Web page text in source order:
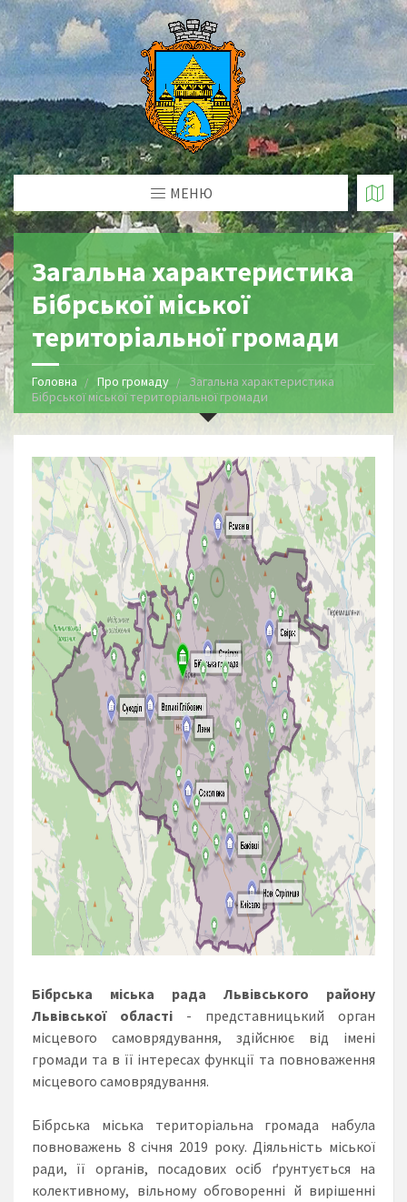
МЕНЮ
Загальна характеристика
Бібрської міської
територіальної громади
Головна Про громаду
Загальна характеристика
Бібрської міської територіальної громади
Бібрська міська рада Львівського району
Львівської області - представницький орган
місцевого самоврядування, здійснює від імені
громади та в її інтересах функції та повноваження
місцевого самоврядування.
Бібрська міська територіальна громада набула
повноважень 8 січня 2019 року. Діяльність міської
ради, її органів, посадових осіб ґрунтується на
колективному, вільному обговоренні й вирішенні